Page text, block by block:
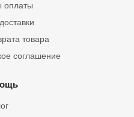
оплаты
товара
соглашение